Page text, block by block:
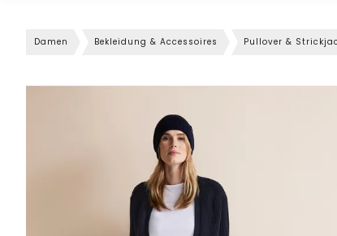
Damen Bekleidung & Accessoires Pullover &